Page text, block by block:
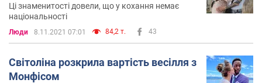
Ці знаменитості довели, що у кохання немає
національності
Люди 8.11.2021 07:01 84,2 т. 43
Світоліна розкрила вартість весілля з
Монфісом